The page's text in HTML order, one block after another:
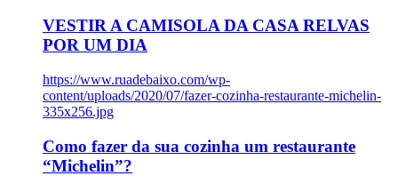
VESTIR A CAMISOLA DA CASA RELVAS
POR UM DIA
https://www.ruadebaixo.com/wp-
content/uploads/2020/07/fazer-cozinha-restaurante-michelin-
335x256.jpg
Como fazer da sua cozinha um restaurante
“Michelin”?